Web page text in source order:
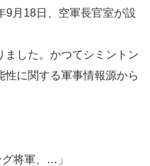
9月18日、空軍長官室が設
ました。かつてシミントン
性に関する軍事情報源から
将軍、…」